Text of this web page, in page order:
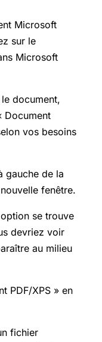
Microsoft
sur le
Microsoft
document,
Document
vos besoins
gauche de la
fenêtre.
se trouve
devriez voir
au milieu
PDF/XPS » en
fichier